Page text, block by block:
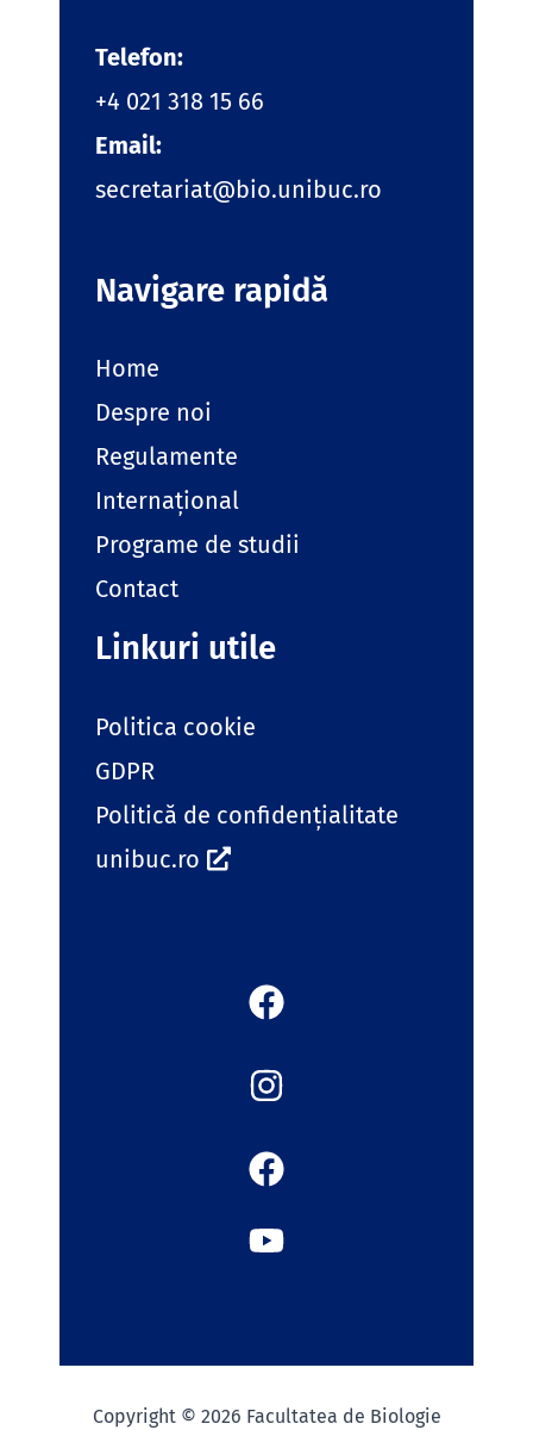
Telefon:
+4 021 318 15 66
Email:
secretariat@bio.unibuc.ro
Navigare rapidă
Home
Despre noi
Regulamente
Internațional
Programe de studii
Contact
Linkuri utile
Politica cookie
GDPR
Politică de confidențialitate
unibuc.ro
Copyright © 2026 Facultatea de Biologie